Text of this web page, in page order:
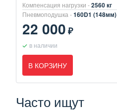
Компенсация нагрузки -2560 кг
Пневмоподушка -160D1 (148мм)
22 000₽
в наличии
В КОРЗИНУ
Часто ищут